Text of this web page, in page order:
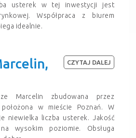
usterek w tej inwestycji jest
Współpraca z biurem
idealnie.
Marcelin zbudowana przez
w mieście Poznań. W
niewielka liczba usterek. Jakość
wysokim poziomie. Obsługa
CZYTAJ DALEJ